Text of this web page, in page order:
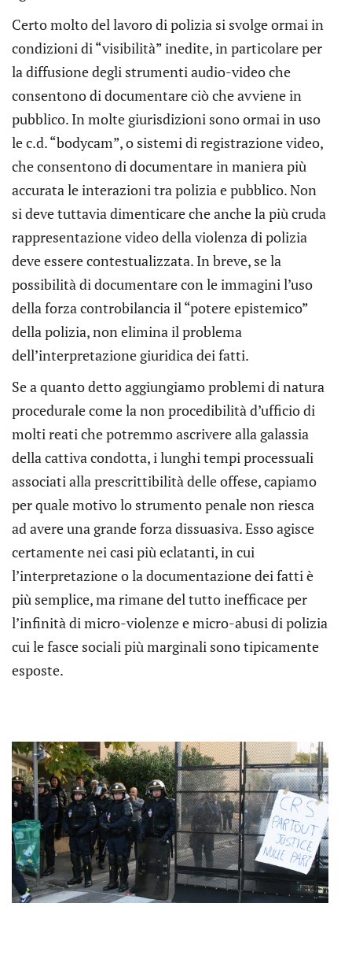
Certo molto del lavoro di polizia si svolge ormai in
condizioni di “visibilità” inedite, in particolare per
la diffusione degli strumenti audio-video che
consentono di documentare ciò che avviene in
pubblico. In molte giurisdizioni sono ormai in uso
le c.d. “bodycam”, o sistemi di registrazione video,
che consentono di documentare in maniera più
accurata le interazioni tra polizia e pubblico. Non
si deve tuttavia dimenticare che anche la più cruda
rappresentazione video della violenza di polizia
deve essere contestualizzata. In breve, se la
possibilità di documentare con le immagini l’uso
della forza controbilancia il “potere epistemico”
della polizia, non elimina il problema
dell’interpretazione giuridica dei fatti.
Se a quanto detto aggiungiamo problemi di natura
procedurale come la non procedibilità d’ufficio di
molti reati che potremmo ascrivere alla galassia
della cattiva condotta, i lunghi tempi processuali
associati alla prescrittibilità delle offese, capiamo
per quale motivo lo strumento penale non riesca
ad avere una grande forza dissuasiva. Esso agisce
certamente nei casi più eclatanti, in cui
l’interpretazione o la documentazione dei fatti è
più semplice, ma rimane del tutto inefficace per
l’infinità di micro-violenze e micro-abusi di polizia
cui le fasce sociali più marginali sono tipicamente
esposte.